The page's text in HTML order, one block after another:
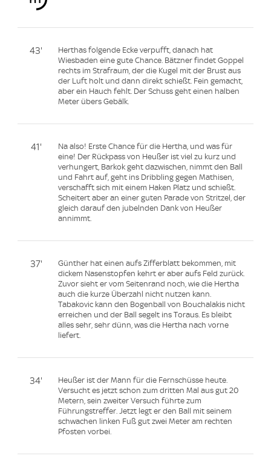
43'
Herthas folgende Ecke verpufft, danach hat
Wiesbaden eine gute Chance. Bätzner findet Goppel
rechts im Strafraum, der die Kugel mit der Brust aus
der Luft holt und dann direkt schießt. Fein gemacht,
aber ein Hauch fehlt. Der Schuss geht einen halben
Meter übers Gebälk.
41'
Na also! Erste Chance für die Hertha, und was für
eine! Der Rückpass von Heußer ist viel zu kurz und
verhungert, Barkok geht dazwischen, nimmt den Ball
und Fahrt auf, geht ins Dribbling gegen Mathisen,
verschafft sich mit einem Haken Platz und schießt.
Scheitert aber an einer guten Parade von Stritzel, der
gleich darauf den jubelnden Dank von Heußer
annimmt.
37'
Günther hat einen aufs Zifferblatt bekommen, mit
dickem Nasenstopfen kehrt er aber aufs Feld zurück.
Zuvor sieht er vom Seitenrand noch, wie die Hertha
auch die kurze Überzahl nicht nutzen kann.
Tabakovic kann den Bogenball von Bouchalakis nicht
erreichen und der Ball segelt ins Toraus. Es bleibt
alles sehr, sehr dünn, was die Hertha nach vorne
liefert.
34'
Heußer ist der Mann für die Fernschüsse heute.
Versucht es jetzt schon zum dritten Mal aus gut 20
Metern, sein zweiter Versuch führte zum
Führungstreffer. Jetzt legt er den Ball mit seinem
schwachen linken Fuß gut zwei Meter am rechten
Pfosten vorbei.